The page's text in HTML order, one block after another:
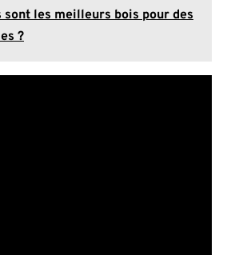
sont les meilleurs bois pour des
?